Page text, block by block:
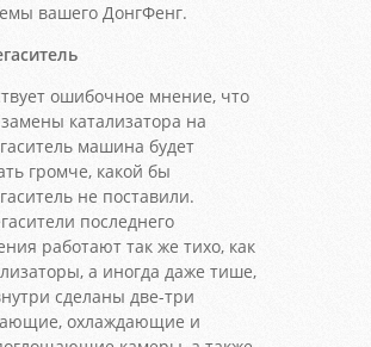
вашего ДонгФенг.
ошибочное мнение, что
катализатора на
машина будет
громче, какой бы
не поставили.
последнего
работают так же тихо, как
а иногда даже тише,
сделаны две-три
охлаждающие и